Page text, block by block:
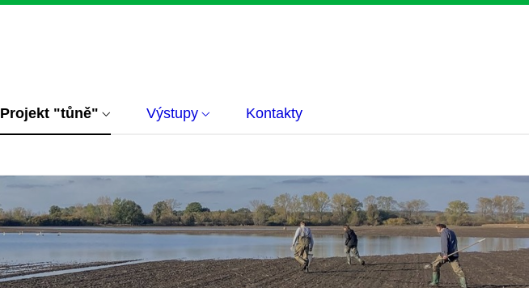
Projekt "tůně" Výstupy Kontakty